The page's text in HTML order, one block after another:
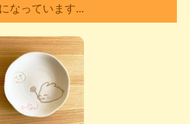
なっています...